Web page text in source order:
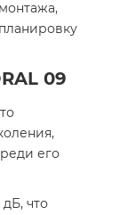
09
его
что